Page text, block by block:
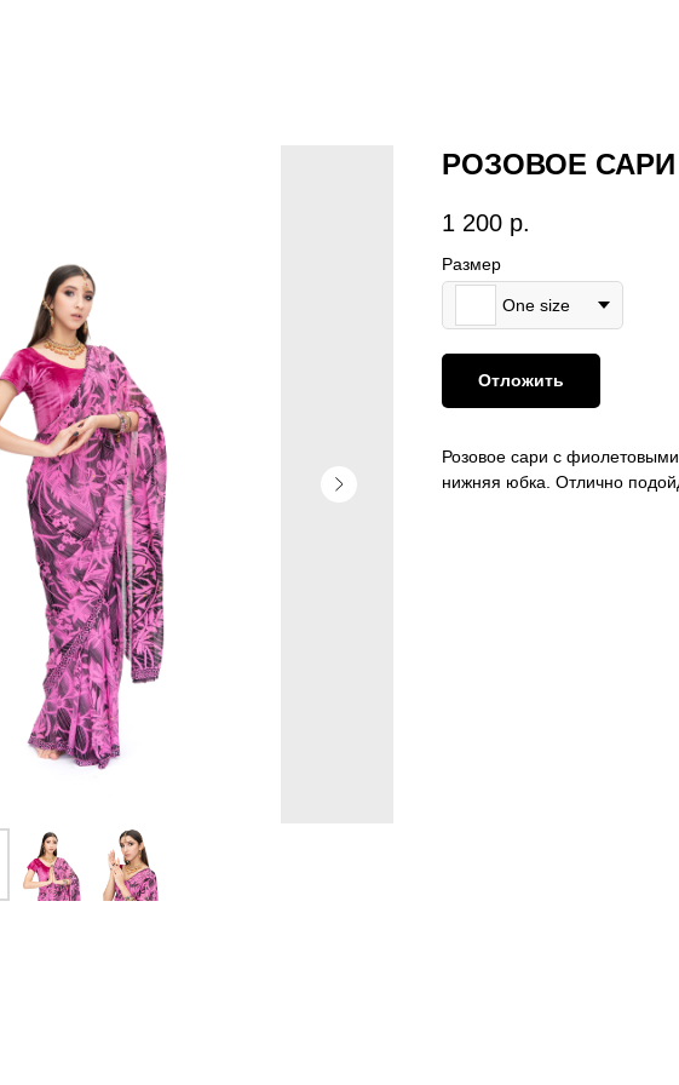
РОЗОВОЕ САРИ
1 200 р.
Размер
One size
Отложить
Розовое сари с
нижняя юбка. Отлично